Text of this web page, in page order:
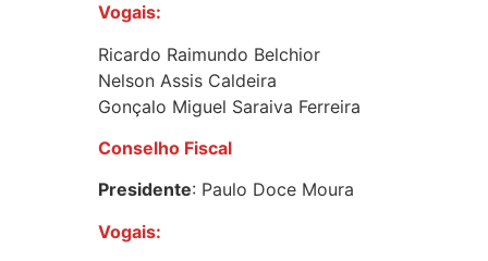
Vogais:
Ricardo Raimundo Belchior
Nelson Assis Caldeira
Gonçalo Miguel Saraiva Ferreira
Conselho Fiscal
Presidente: Paulo Doce Moura
Vogais: